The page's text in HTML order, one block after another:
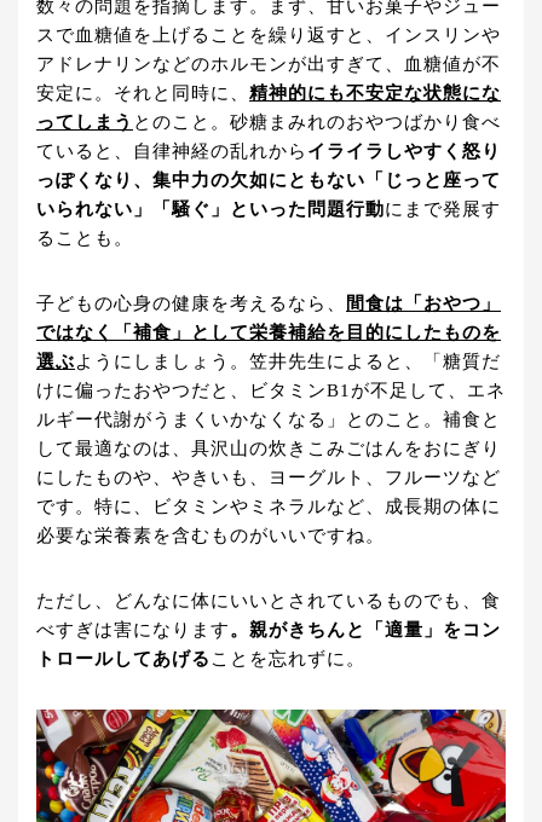
数々の問題を指摘します。まず、甘いお菓子やジュー
スで血糖値を上げることを繰り返すと、インスリンや
アドレナリンなどのホルモンが出すぎて、血糖値が不
安定に。それと同時に、 精神的にも不安定な状態にな
ってしまう とのこと。砂糖まみれのおやつばかり食べ
ていると、自律神経の乱れから イライラしやすく怒り
っぽくなり、集中力の欠如にともない「じっと座って
いられない」「騒ぐ」といった問題行動にまで発展す
ることも。
子どもの心身の健康を考えるなら、
間食は「おやつ」
ではなく「補食」として栄養補給を目的にしたものを
選ぶようにしましょう。笠井先生によると、「糖質だ
けに偏ったおやつだと、ビタミンB1が不足して、エネ
ルギー代謝がうまくいかなくなる」とのこと。補食と
して最適なのは、具沢山の炊きこみごはんをおにぎり
にしたものや、やきいも、ヨーグルト、フルーツなど
です。特に、ビタミンやミネラルなど、成長期の体に
必要な栄養素を含むものがいいですね。
ただし、どんなに体にいいとされているものでも、食
べすぎは害になります。親がきちんと「適量」をコン
トロールしてあげる ことを忘れずに。